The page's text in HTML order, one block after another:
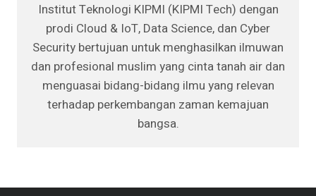
Institut Teknologi KIPMI (KIPMI Tech) dengan
prodi Cloud & IoT, Data Science, dan Cyber
Security bertujuan untuk menghasilkan ilmuwan
dan profesional muslim yang cinta tanah air dan
menguasai bidang-bidang ilmu yang relevan
terhadap perkembangan zaman kemajuan
bangsa.